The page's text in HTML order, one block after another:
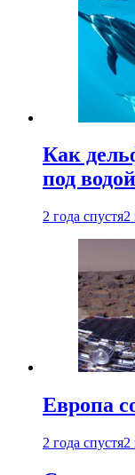
Как
под
2 года спустя2
Европа
2 года спустя2